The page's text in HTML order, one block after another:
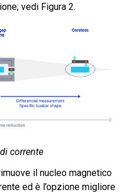
vedi Figura 2.
corrente
il nucleo magnetico
ed è l’opzione migliore